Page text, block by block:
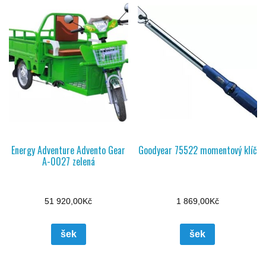
Energy Adventure Advento Gear
A-0027 zelená
51 920,00Kč
šek
Goodyear 75522 momentový klíč
1 869,00Kč
šek